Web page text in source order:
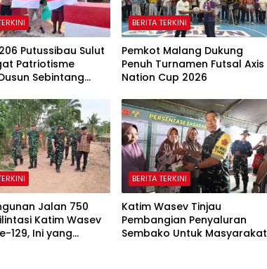
Putussibau Sulut
Patriotisme
Sebintang
BERITA TERKINI
Pemkot Malang Dukung
Penuh Turnamen Futsal Axis
Nation Cup 2026
Jalan 750
Katim Wasev
129, Ini yang
BERITA TERKINI
Katim Wasev Tinjau
Pembangian Penyaluran
Sembako Untuk Masyarakat